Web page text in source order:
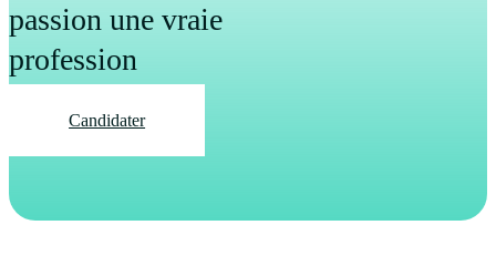
passion une vraie
profession
Candidater